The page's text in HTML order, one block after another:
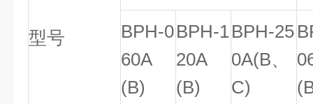
型号
BPH-0
60A
(B)
BPH-1
20A
(B)
BPH-25
0A(B、
C)